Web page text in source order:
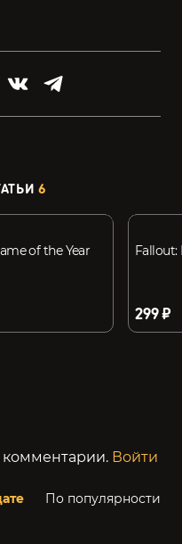
6
of the Year
Fallout:
299 ₽
комментарии. Войти
По популярности